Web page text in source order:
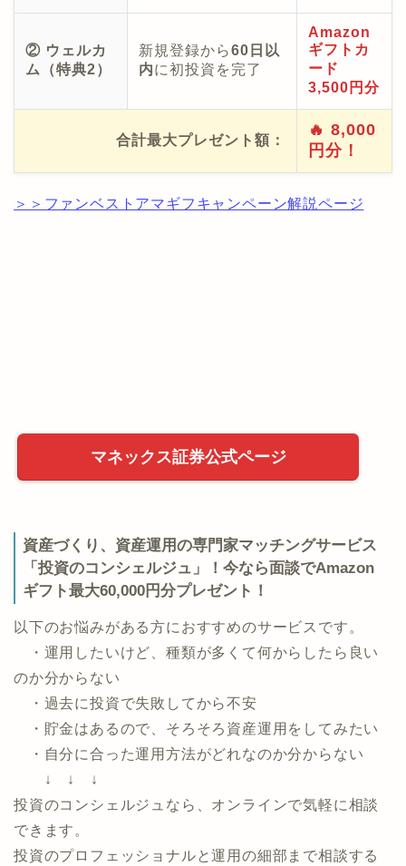
② ウェルカ
ム（特典2）
新規登録から60日以
内に初投資を完了
Amazon
ギフトカ
ード
3,500円分
合計最大プレゼント額：
🔥 8,000
円分！
＞＞ファンベストアマギフキャンペーン解説ページ
マネックス証券公式ページ
資産づくり、資産運用の専門家マッチングサービス
「投資のコンシェルジュ」！今なら面談でAmazon
ギフト最大60,000円分プレゼント！
以下のお悩みがある方におすすめのサービスです。
・運用したいけど、種類が多くて何からしたら良い
のか分からない
・過去に投資で失敗してから不安
・貯金はあるので、そろそろ資産運用をしてみたい
・自分に合った運用方法がどれなのか分からない
↓ ↓ ↓
投資のコンシェルジュなら、オンラインで気軽に相談
できます。
投資のプロフェッショナルと運用の細部まで相談する